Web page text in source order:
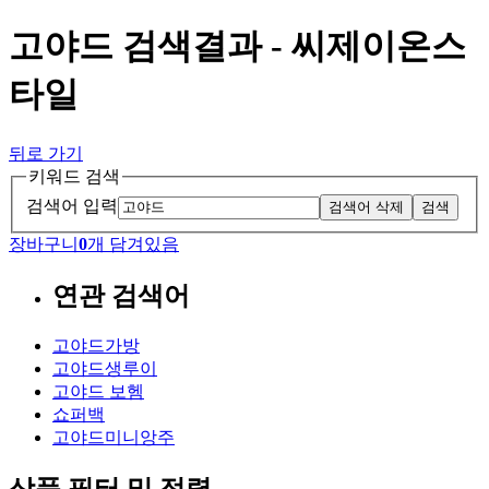
고야드 검색결과 - 씨제이온스
타일
뒤로 가기
키워드 검색
검색어 입력
검색어 삭제 검색
장바구니 0개 담겨있음
연관 검색어
고야드가방
고야드생루이
고야드 보헴
쇼퍼백
고야드미니앙주